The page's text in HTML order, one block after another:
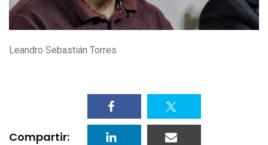
Leandro Sebastián Torres
Compartir: